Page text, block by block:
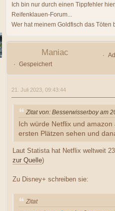
Ich bin nur durch einen Tippfehler
Reifenklauen-Forum...
Wer hat meinem Goldfisch das Töten
Maniac
Gespeichert
21. Juli 2023, 09:43:44
Zitat von: Besserwisserboy am
Ich würde Netflix und
ersten Plätzen sehen und
Laut Statista hat Netflix weltweit
zur Quelle)
Zu Disney+ schreiben sie:
Zitat